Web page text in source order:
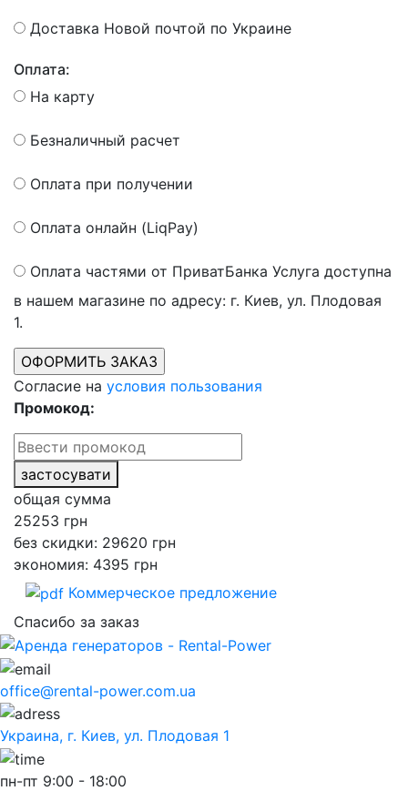
Доставка Новой почтой по Украине
Оплата:
На карту
Безналичный расчет
Оплата при получении
Оплата онлайн (LiqPay)
Оплата частями от ПриватБанка Услуга доступна
в нашем магазине по адресу: г. Киев, ул. Плодовая
1.
Согласие на условия пользования
Промокод:
застосувати
общая сумма
25253 грн
без скидки: 29620 грн
экономия: 4395 грн
Коммерческое предложение
Спасибо за заказ
office@rental-power.com.ua
Украина, г. Киев, ул. Плодовая 1
пн-пт 9:00 - 18:00